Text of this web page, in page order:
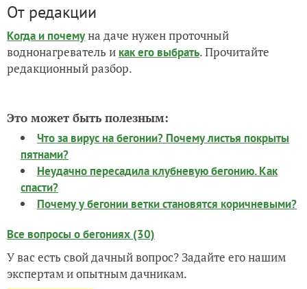
От редакции
Когда и почемуна даче нужен проточный
воднонагреватель и как его выбрать. Прочитайте
редакционный разбор.
Это может быть полезным:
Что за вирус на бегонии? Почему листья покрыты
пятнами?
Неудачно пересадила клубневую бегонию. Как
спасти?
Почему у бегонии ветки становятся коричневыми?
Все вопросы о бегониях (30)
У вас есть свой дачный вопрос? Задайте его нашим
экспертам и опытным дачникам.